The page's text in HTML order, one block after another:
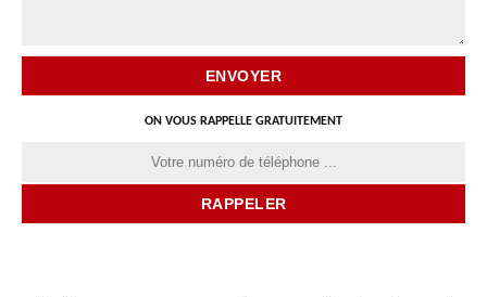
ON VOUS RAPPELLE GRATUITEMENT